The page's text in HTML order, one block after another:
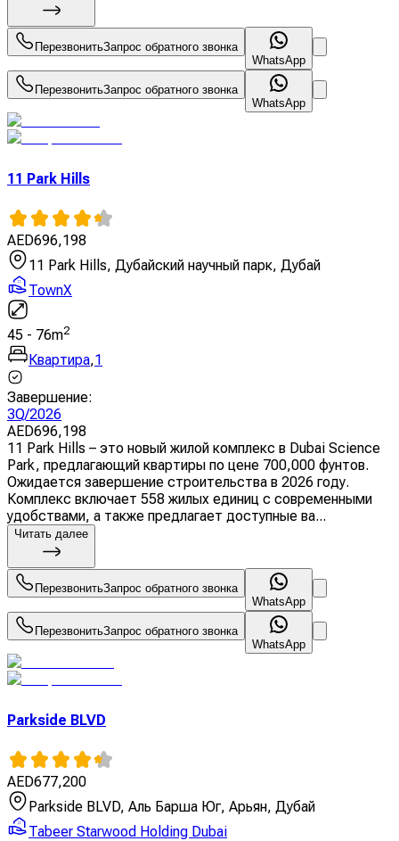
ПерезвонитьЗапрос обратного звонка
WhatsApp
ПерезвонитьЗапрос обратного звонка
WhatsApp
11 Park Hills
AED696,198
11 Park Hills, Дубайский научный парк, Дубай
TownX
45 - 76m2
Квартира,1
Завершение:
3Q/2026
AED696,198
11 Park Hills – это новый жилой комплекс в Dubai Science
Park, предлагающий квартиры по цене 700,000 фунтов.
Ожидается завершение строительства в 2026 году.
Комплекс включает 558 жилых единиц с современными
удобствами, а также предлагает доступные ва...
Читать далее
ПерезвонитьЗапрос обратного звонка
WhatsApp
ПерезвонитьЗапрос обратного звонка
WhatsApp
Parkside BLVD
AED677,200
Parkside BLVD, Аль Барша Юг, Арьян, Дубай
Tabeer Starwood Holding Dubai